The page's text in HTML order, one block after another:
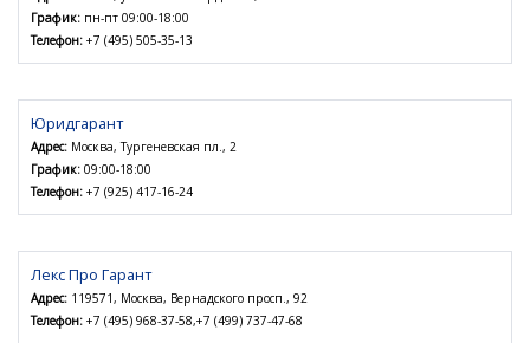
График: пн-пт 09:00-18:00
Телефон: +7 (495) 505-35-13
Юридгарант
Адрес: Москва, Тургеневская пл., 2
График: 09:00-18:00
Телефон: +7 (925) 417-16-24
Лекс Про Гарант
Адрес: 119571, Москва, Вернадского просп., 92
Телефон: +7 (495) 968-37-58,+7 (499) 737-47-68